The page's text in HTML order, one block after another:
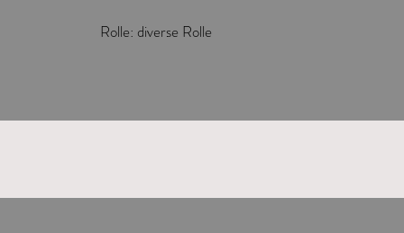
Rolle: diverse Rolle